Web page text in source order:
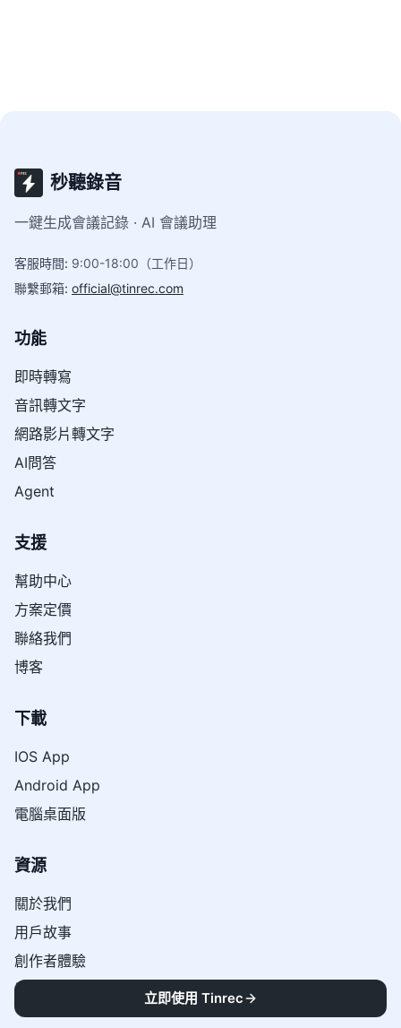
秒聽錄音
一鍵生成會議記錄 · AI 會議助理
客服時間: 9:00-18:00（工作日）
聯繫郵箱: official@tinrec.com
功能
即時轉寫
音訊轉文字
網路影片轉文字
AI問答
Agent
支援
幫助中心
方案定價
聯絡我們
博客
下載
IOS App
Android App
電腦桌面版
資源
關於我們
用戶故事
創作者體驗
媒體與收錄
立即使用 Tinrec